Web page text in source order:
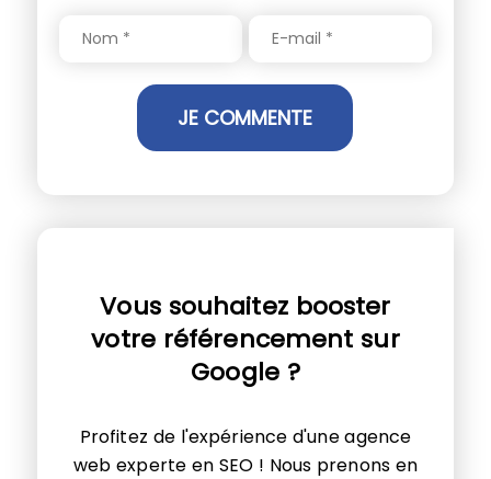
Vous souhaitez booster
votre référencement sur
Google ?
Profitez de l'expérience d'une agence
web experte en SEO ! Nous prenons en